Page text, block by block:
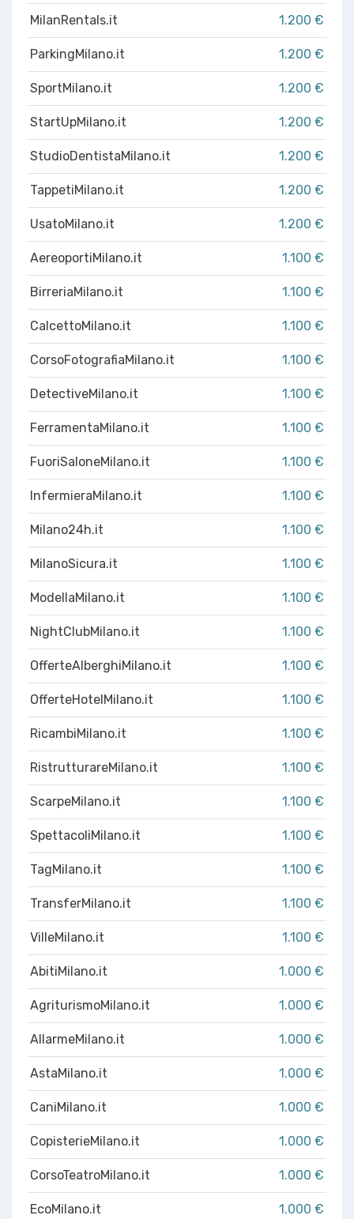
MilanRentals.it 1.200 €
ParkingMilano.it 1.200 €
SportMilano.it 1.200 €
StartUpMilano.it 1.200 €
StudioDentistaMilano.it 1.200 €
TappetiMilano.it 1.200 €
UsatoMilano.it 1.200 €
AereoportiMilano.it 1.100 €
BirreriaMilano.it 1.100 €
CalcettoMilano.it 1.100 €
CorsoFotografiaMilano.it 1.100 €
DetectiveMilano.it 1.100 €
FerramentaMilano.it 1.100 €
FuoriSaloneMilano.it 1.100 €
InfermieraMilano.it 1.100 €
Milano24h.it 1.100 €
MilanoSicura.it 1.100 €
ModellaMilano.it 1.100 €
NightClubMilano.it 1.100 €
OfferteAlberghiMilano.it 1.100 €
OfferteHotelMilano.it 1.100 €
RicambiMilano.it 1.100 €
RistrutturareMilano.it 1.100 €
ScarpeMilano.it 1.100 €
SpettacoliMilano.it 1.100 €
TagMilano.it 1.100 €
TransferMilano.it 1.100 €
VilleMilano.it 1.100 €
AbitiMilano.it 1.000 €
AgriturismoMilano.it 1.000 €
AllarmeMilano.it 1.000 €
AstaMilano.it 1.000 €
CaniMilano.it 1.000 €
CopisterieMilano.it 1.000 €
CorsoTeatroMilano.it 1.000 €
EcoMilano.it 1.000 €